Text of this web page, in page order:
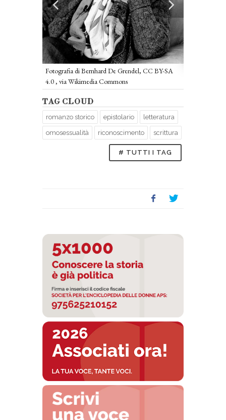
Fotografia di Bernhard De Grendel, CC BY-SA
4.0, via Wikimedia Commons
TAG CLOUD
romanzo storico epistolario letteratura
omosessualità riconoscimento scrittura
# TUTTI I TAG